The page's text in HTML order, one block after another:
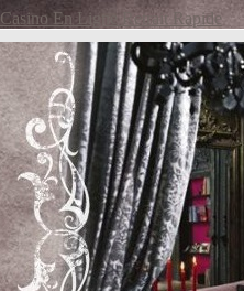
Casino En Ligne Retrait Rapide